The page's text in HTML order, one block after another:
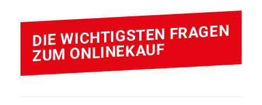
DIE WICHTIGSTEN FRAGEN
ZUM ONLINEKAUF